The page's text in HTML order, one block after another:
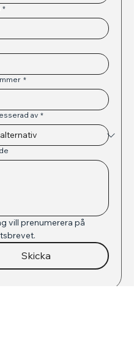
*
*
av *
vill prenumerera på
Skicka